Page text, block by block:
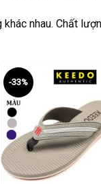
nhau. Chất
-33%